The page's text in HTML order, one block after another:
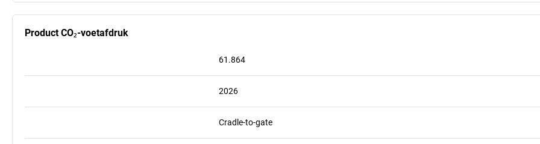
Product CO₂-voetafdruk
61.864
2026
Cradle-to-gate